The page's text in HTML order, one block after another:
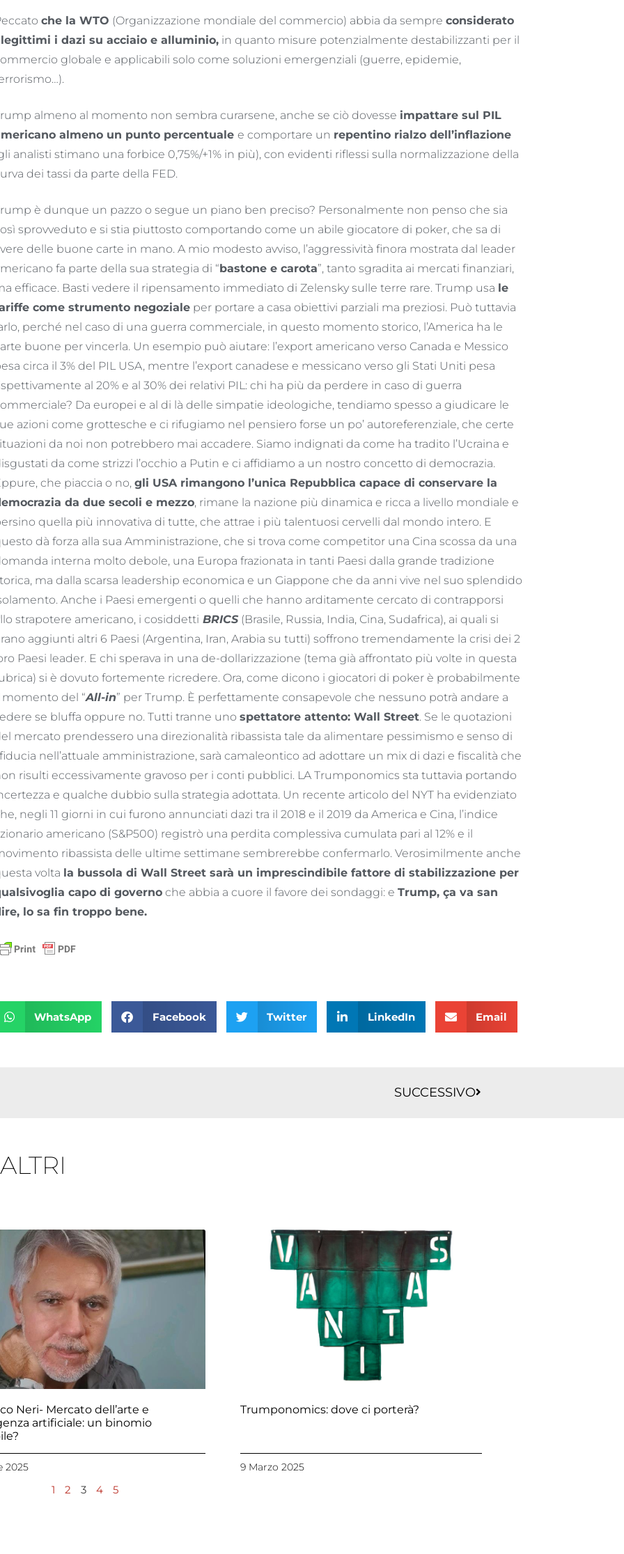
che la WTO (Organizzazione mondiale del commercio) abbia da sempre considerato
i dazi su acciaio e alluminio,in quanto misure potenzialmente destabilizzanti per il
globale e applicabili solo come soluzioni emergenziali (guerre, epidemie,
almeno al momento non sembra curarsene, anche se ciò dovesse impattare sul PIL
almeno un punto percentuale e comportare un repentino rialzo dell’inflazione
analisti stimano una forbice 0,75%/+1% in più), con evidenti riflessi sulla normalizzazione della
dei tassi da parte della FED.
è dunque un pazzo o segue un piano ben preciso? Personalmente non penso che sia
sprovveduto e si stia piuttosto comportando come un abile giocatore di poker, che sa di
delle buone carte in mano. A mio modesto avviso, l’aggressività finora mostrata dal leader
fa parte della sua strategia di “bastone e carota”, tanto sgradita ai mercati finanziari,
efficace. Basti vedere il ripensamento immediato di Zelensky sulle terre rare. Trump usa le
come strumento negozialeper portare a casa obiettivi parziali ma preziosi. Può tuttavia
perché nel caso di una guerra commerciale, in questo momento storico, l’America ha le
buone per vincerla. Un esempio può aiutare: l’export americano verso Canada e Messico
circa il 3% del PIL USA, mentre l’export canadese e messicano verso gli Stati Uniti pesa
al 20% e al 30% dei relativi PIL: chi ha più da perdere in caso di guerra
Da europei e al di là delle simpatie ideologiche, tendiamo spesso a giudicare le
azioni come grottesche e ci rifugiamo nel pensiero forse un po’ autoreferenziale, che certe
da noi non potrebbero mai accadere. Siamo indignati da come ha tradito l’Ucraina e
da come strizzi l’occhio a Putin e ci affidiamo a un nostro concetto di democrazia.
che piaccia o no, gli USA rimangono l’unica Repubblica capace di conservare la
da due secoli e mezzo, rimane la nazione più dinamica e ricca a livello mondiale e
quella più innovativa di tutte, che attrae i più talentuosi cervelli dal mondo intero. E
dà forza alla sua Amministrazione, che si trova come competitor una Cina scossa da una
interna molto debole, una Europa frazionata in tanti Paesi dalla grande tradizione
ma dalla scarsa leadership economica e un Giappone che da anni vive nel suo splendido
Anche i Paesi emergenti o quelli che hanno arditamente cercato di contrapporsi
strapotere americano, i cosiddetti BRICS(Brasile, Russia, India, Cina, Sudafrica), ai quali si
aggiunti altri 6 Paesi (Argentina, Iran, Arabia su tutti) soffrono tremendamente la crisi dei 2
Paesi leader. E chi sperava in una de-dollarizzazione (tema già affrontato più volte in questa
si è dovuto fortemente ricredere. Ora, come dicono i giocatori di poker è probabilmente
momento del “All-in” per Trump. È perfettamente consapevole che nessuno potrà andare a
se bluffa oppure no. Tutti tranne uno spettatore attento: Wall Street. Se le quotazioni
mercato prendessero una direzionalità ribassista tale da alimentare pessimismo e senso di
nell’attuale amministrazione, sarà camaleontico ad adottare un mix di dazi e fiscalità che
risulti eccessivamente gravoso per i conti pubblici. LA Trumponomics sta tuttavia portando
e qualche dubbio sulla strategia adottata. Un recente articolo del NYT ha evidenziato
negli 11 giorni in cui furono annunciati dazi tra il 2018 e il 2019 da America e Cina, l’indice
americano (S&P500) registrò una perdita complessiva cumulata pari al 12% e il
ribassista delle ultime settimane sembrerebbe confermarlo. Verosimilmente anche
volta la bussola di Wall Street sarà un imprescindibile fattore di stabilizzazione per
capo di governoche abbia a cuore il favore dei sondaggi: e Trump, ça va san
lo sa fin troppo bene.
WhatsApp Facebook Twitter LinkedIn Email
SUCCESSIVO
Neri- Mercato dell’arte e
artificiale: un binomio
2025
Trumponomics: dove ci porterà?
9 Marzo 2025
Pagina
1
Pagina
2
Pagina
3
Pagina
4
Pagina
5